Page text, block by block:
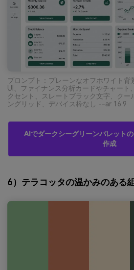
プロンプト：プレーンなオフホワイト背
UI、ファイナンス分析カードやチャート
クセント、スレートブラック文字、クー
ングリッド、デバイス枠なし --ar 16:9
AIでダークシーグリーンパレット
作成
6）テラコッタの温かみのある